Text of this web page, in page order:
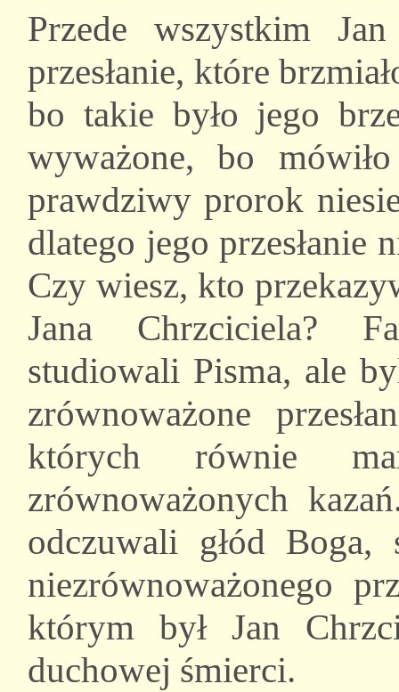
Przede wszystkim
przesłanie, które
bo takie było jego
wyważone, bo
prawdziwy prorok
dlatego jego przesłanie
Czy wiesz, kto
Jana Chrzciciela?
studiowali Pisma, ale
zrównoważone
których równie
zrównoważonych
odczuwali głód Boga,
niezrównoważonego
którym był Jan
duchowej śmierci.